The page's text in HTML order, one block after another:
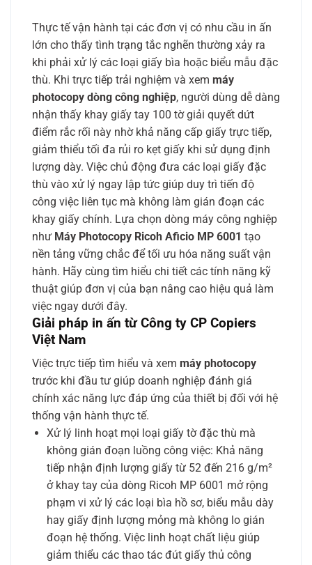
Thực tế vận hành tại các đơn vị có nhu cầu in ấn
lớn cho thấy tình trạng tắc nghẽn thường xảy ra
khi phải xử lý các loại giấy bìa hoặc biểu mẫu đặc
thù. Khi trực tiếp trải nghiệm và xem máy
photocopy dòng công nghiệp, người dùng dễ dàng
nhận thấy khay giấy tay 100 tờ giải quyết dứt
điểm rắc rối này nhờ khả năng cấp giấy trực tiếp,
giảm thiểu tối đa rủi ro kẹt giấy khi sử dụng định
lượng dày. Việc chủ động đưa các loại giấy đặc
thù vào xử lý ngay lập tức giúp duy trì tiến độ
công việc liên tục mà không làm gián đoạn các
khay giấy chính. Lựa chọn dòng máy công nghiệp
như Máy Photocopy Ricoh Aficio MP 6001 tạo
nền tảng vững chắc để tối ưu hóa năng suất vận
hành. Hãy cùng tìm hiểu chi tiết các tính năng kỹ
thuật giúp đơn vị của bạn nâng cao hiệu quả làm
việc ngay dưới đây.
Giải pháp in ấn từ Công ty CP Copiers
Việt Nam
Việc trực tiếp tìm hiểu và xem máy photocopy
trước khi đầu tư giúp doanh nghiệp đánh giá
chính xác năng lực đáp ứng của thiết bị đối với hệ
thống vận hành thực tế.
Xử lý linh hoạt mọi loại giấy tờ đặc thù mà
không gián đoạn luồng công việc: Khả năng
tiếp nhận định lượng giấy từ 52 đến 216 g/m²
ở khay tay của dòng Ricoh MP 6001 mở rộng
phạm vi xử lý các loại bìa hồ sơ, biểu mẫu dày
hay giấy định lượng mỏng mà không lo gián
đoạn hệ thống. Việc linh hoạt chất liệu giúp
giảm thiểu các thao tác đút giấy thủ công